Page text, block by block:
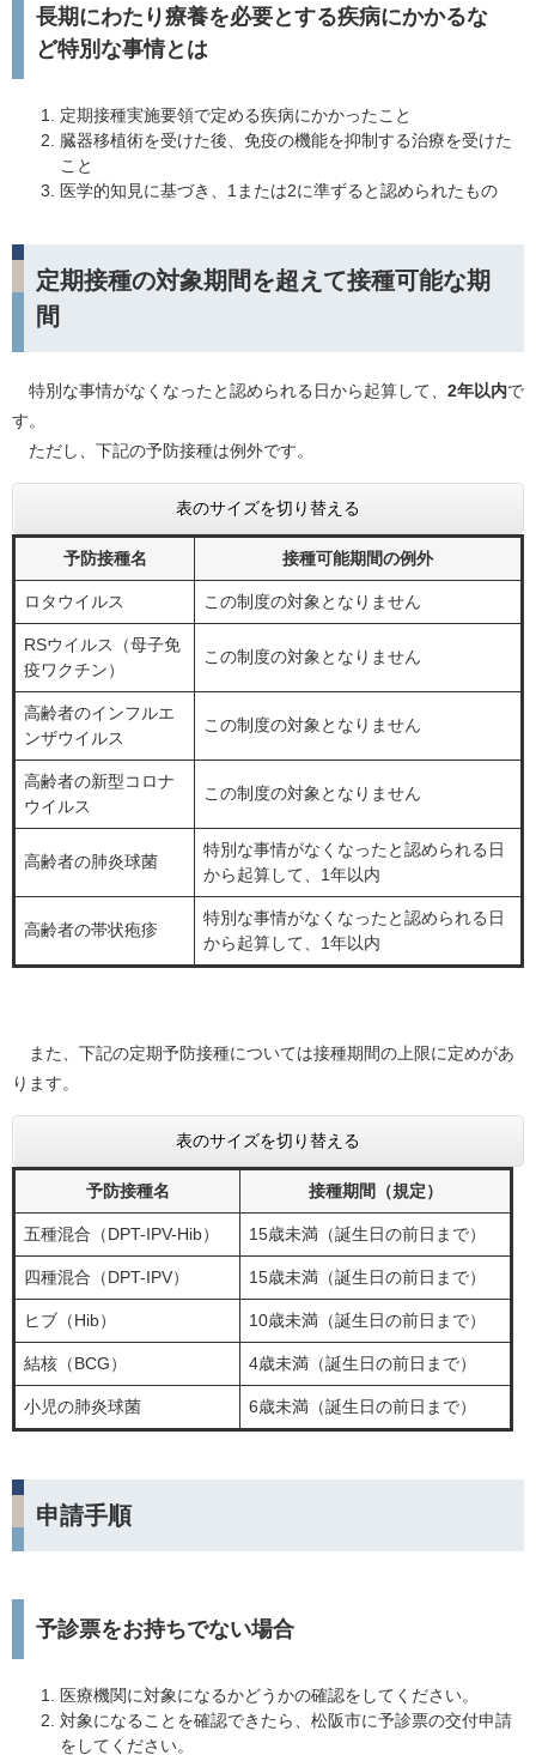
長期にわたり療養を必要とする疾病にかかるな
ど特別な事情とは
定期接種実施要領で定める疾病にかかったこと
臓器移植術を受けた後、免疫の機能を抑制する治療を受けた
こと
医学的知見に基づき、1または2に準ずると認められたもの
定期接種の対象期間を超えて接種可能な期
間
特別な事情がなくなったと認められる日から起算して、 2年以内で
す。
ただし、下記の予防接種は例外です。
表のサイズを切り替える
予防接種名 接種可能期間の例外
ロタウイルス この制度の対象となりません
RSウイルス（母子免
疫ワクチン）
この制度の対象となりません
高齢者のインフルエ
ンザウイルス
この制度の対象となりません
高齢者の新型コロナ
ウイルス
この制度の対象となりません
高齢者の肺炎球菌
特別な事情がなくなったと認められる日
から起算して、1年以内
高齢者の帯状疱疹
特別な事情がなくなったと認められる日
から起算して、1年以内
また、下記の定期予防接種については接種期間の上限に定めがあ
ります。
表のサイズを切り替える
予防接種名 接種期間（規定）
五種混合（DPT-IPV-Hib） 15歳未満（誕生日の前日まで）
四種混合（DPT-IPV） 15歳未満（誕生日の前日まで）
ヒブ（Hib） 10歳未満（誕生日の前日まで）
結核（BCG） 4歳未満（誕生日の前日まで）
小児の肺炎球菌 6歳未満（誕生日の前日まで）
申請手順
予診票をお持ちでない場合
医療機関に対象になるかどうかの確認をしてください。
対象になることを確認できたら、松阪市に予診票の交付申請
をしてください。